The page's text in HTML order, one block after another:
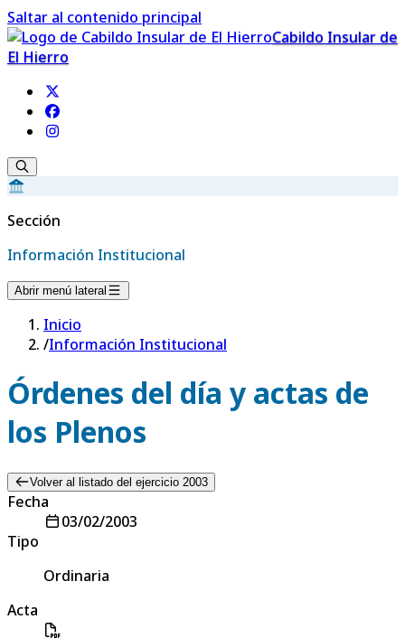
Saltar al contenido principal
Cabildo Insular de
El Hierro
Sección
Información Institucional
Abrir menú lateral
Inicio
/Información Institucional
Órdenes del día y actas de
los Plenos
Volver al listado del ejercicio 2003
Fecha
03/02/2003
Tipo
Ordinaria
Acta